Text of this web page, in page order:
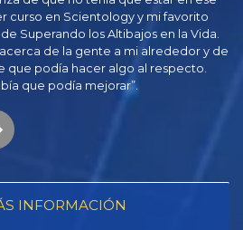
curso en Scientology y mi favorito
Superando los Altibajos en la Vida.
de la gente a mi alrededor y de
que podía hacer algo al respecto.
que podía mejorar”.
INFORMACIÓN